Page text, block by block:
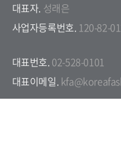
대표자. 성래은
사업자등록번호. 120-82-
대표번호. 02-528-0101
대표이메일.